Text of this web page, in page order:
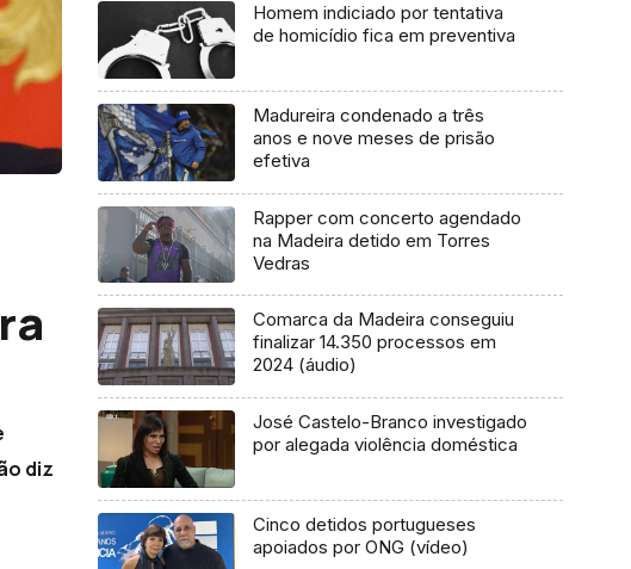
diz
Homem indiciado por tentativa
de homicídio fica em preventiva
Madureira condenado a três
anos e nove meses de prisão
efetiva
Rapper com concerto agendado
na Madeira detido em Torres
Vedras
Comarca da Madeira conseguiu
finalizar 14.350 processos em
2024 (áudio)
José Castelo-Branco investigado
por alegada violência doméstica
Cinco detidos portugueses
apoiados por ONG (vídeo)